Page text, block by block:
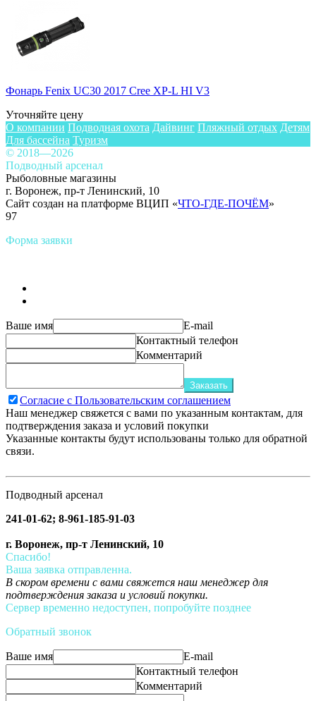
Фонарь Fenix UC30 2017 Cree XP-L HI V3
Уточняйте цену
О компании Подводная охота Дайвинг Пляжный отдых Детям
Для бассейна Туризм
© 2018—2026
Подводный арсенал
Рыболовные магазины
г. Воронеж, пр-т Ленинский, 10
Сайт создан на платформе ВЦИП «ЧТО-ГДЕ-ПОЧЁМ»
97
Форма заявки
Ваше имя
E-mail
Контактный телефон
Комментарий
Заказать
Согласие с Пользовательским соглашением
Наш менеджер свяжется с вами по указанным контактам, для
подтверждения заказа и условий покупки
Указанные контакты будут использованы только для обратной
связи.
Подводный арсенал
241-01-62; 8-961-185-91-03
г. Воронеж, пр-т Ленинский, 10
Спасибо!
Ваша заявка отправленна.
В скором времени с вами свяжется наш менеджер для
подтверждения заказа и условий покупки.
Сервер временно недоступен, попробуйте позднее
Обратный звонок
Ваше имя
E-mail
Контактный телефон
Комментарий